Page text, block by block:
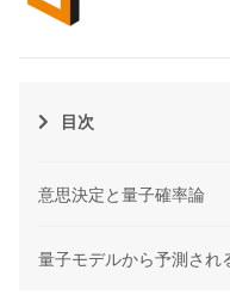
目次
意思決定と量子確率論
量子モデルから予測され